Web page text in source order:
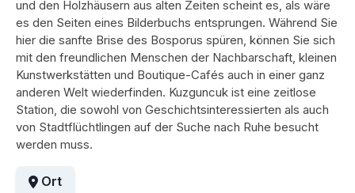
und den Holzhäusern aus alten Zeiten scheint es, als wäre
es den Seiten eines Bilderbuchs entsprungen. Während Sie
hier die sanfte Brise des Bosporus spüren, können Sie sich
mit den freundlichen Menschen der Nachbarschaft, kleinen
Kunstwerkstätten und Boutique-Cafés auch in einer ganz
anderen Welt wiederfinden. Kuzguncuk ist eine zeitlose
Station, die sowohl von Geschichtsinteressierten als auch
von Stadtflüchtlingen auf der Suche nach Ruhe besucht
werden muss.
Ort